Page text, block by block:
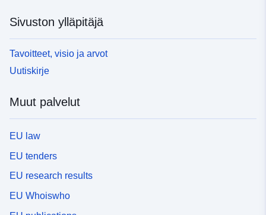
Sivuston ylläpitäjä
Tavoitteet, visio ja arvot
Uutiskirje
Muut palvelut
EU law
EU tenders
EU research results
EU Whoiswho